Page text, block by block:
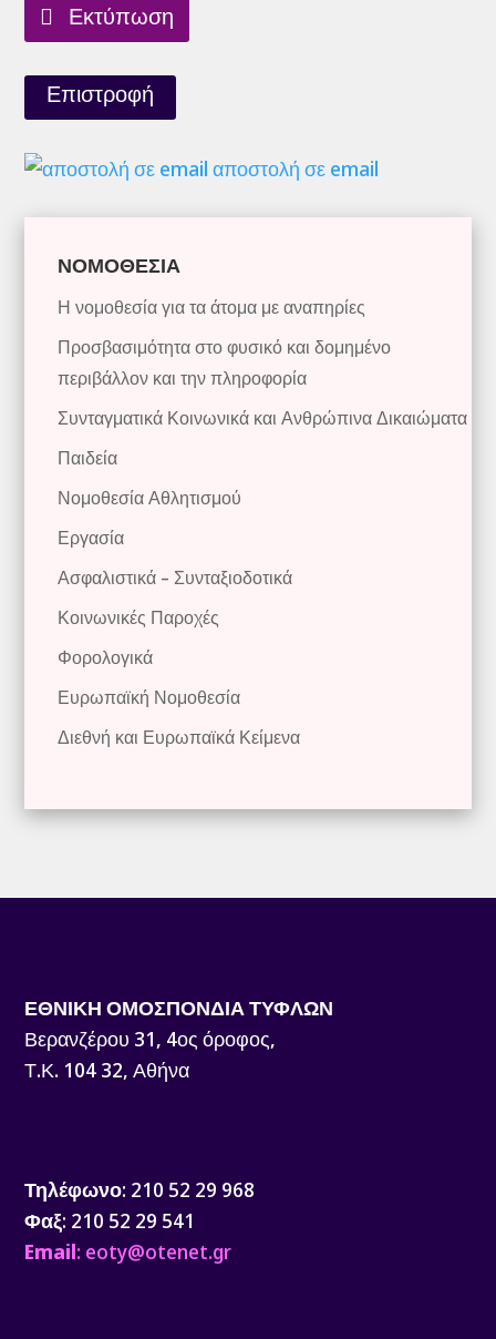
Εκτύπωση
Επιστροφή
αποστολή σε email
ΝΟΜΟΘΕΣΙΑ
Η νομοθεσία για τα άτομα με αναπηρίες
Προσβασιμότητα στο φυσικό και δομημένο
περιβάλλον και την πληροφορία
Συνταγματικά Κοινωνικά και Ανθρώπινα Δικαιώματα
Παιδεία
Νομοθεσία Αθλητισμού
Εργασία
Ασφαλιστικά – Συνταξιοδοτικά
Κοινωνικές Παροχές
Φορολογικά
Ευρωπαϊκή Νομοθεσία
Διεθνή και Ευρωπαϊκά Κείμενα
ΕΘΝΙΚΗ ΟΜΟΣΠΟΝΔΙΑ ΤΥΦΛΩΝ
Βερανζέρου 31, 4ος όροφος,
Τ.Κ. 104 32, Αθήνα
Τηλέφωνο: 210 52 29 968
Φαξ: 210 52 29 541
Email: eoty@otenet.gr